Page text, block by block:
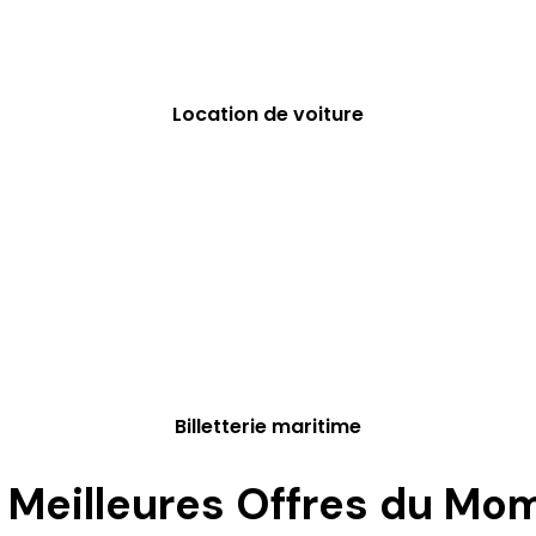
Location de voiture
Billetterie maritime
Meilleures Offres du